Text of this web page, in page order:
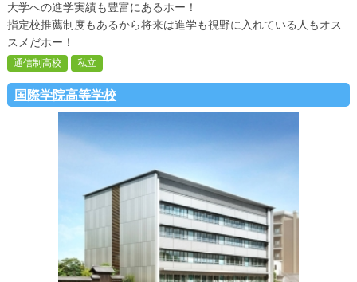
大学への進学実績も豊富にあるホー！
指定校推薦制度もあるから将来は進学も視野に入れている人もオス
スメだホー！
国際学院高等学校
通信制高校 私立